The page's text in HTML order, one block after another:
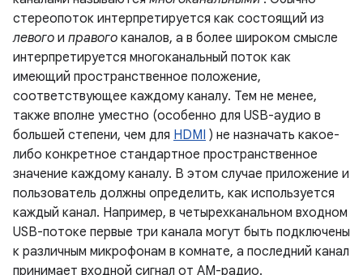
стереопоток интерпретируется как состоящий из
левого и правого каналов, а в более широком смысле
интерпретируется многоканальный поток как
имеющий пространственное положение,
соответствующее каждому каналу. Тем не менее,
также вполне уместно (особенно для USB-аудио в
большей степени, чем для HDMI ) не назначать какое-
либо конкретное стандартное пространственное
значение каждому каналу. В этом случае приложение и
пользователь должны определить, как используется
каждый канал. Например, в четырехканальном входном
USB-потоке первые три канала могут быть подключены
к различным микрофонам в комнате, а последний канал
принимает входной сигнал от AM-радио.